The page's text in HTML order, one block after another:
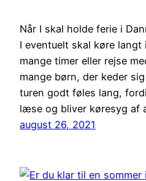
Når I skal holde ferie i
I eventuelt skal køre
mange timer eller rejse
mange børn, der keder
turen godt føles lang,
læse og bliver køresyg af
august 26, 2021